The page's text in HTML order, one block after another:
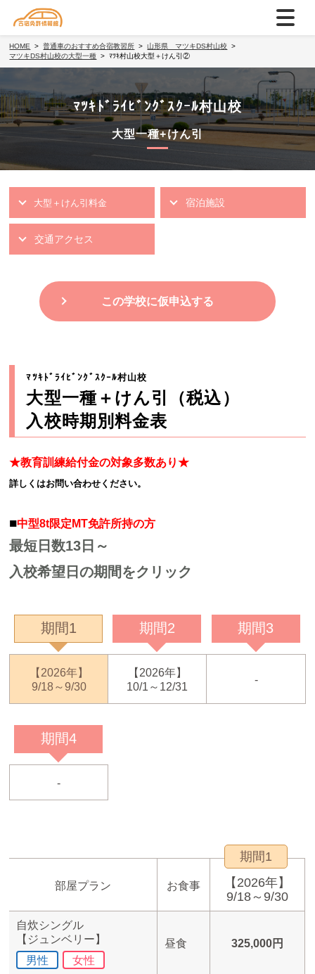
HOME 普通車のおすすめ合宿教習所
山形県 マツキDS村山校
マツキDS村山校の大型一種
ﾏﾂｷ村山校大型＋けん引②
ﾏﾂｷﾄﾞﾗｲﾋﾞﾝｸﾞｽｸｰﾙ村山校
大型一種+けん引
大型＋けん引料金 宿泊施設
交通アクセス
この学校に仮申込する
ﾏﾂｷﾄﾞﾗｲﾋﾞﾝｸﾞｽｸｰﾙ村山校
大型一種＋けん引（税込）
入校時期別料金表
★教育訓練給付金の対象多数あり★
詳しくはお問い合わせください。
■中型8t限定MT免許所持の方
最短日数13日～
入校希望日の期間をクリック
期間1 期間2 期間3
【2026年】
9/18～9/30
【2026年】
10/1～12/31
-
期間4
-
部屋プラン お食事
期間1
【2026年】
9/18～9/30
自炊シングル
【ジュンベリー】
男性
女性
昼食 325,000円